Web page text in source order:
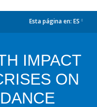
Esta página en: ES
IMPACT
ON